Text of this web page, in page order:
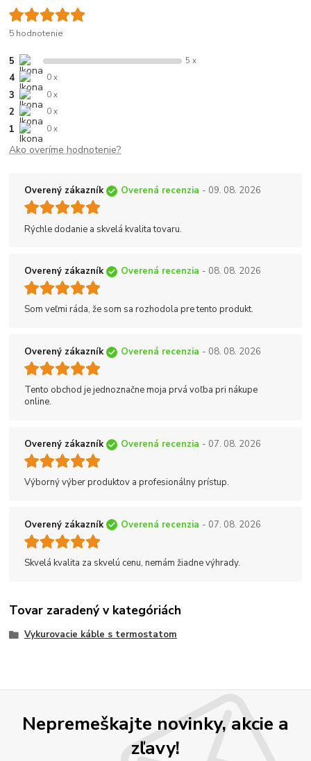
5 hodnotenie
5 5 x
4 0 x
3 0 x
2 0 x
1 0 x
Ako overíme hodnotenie?
Overený zákazník Overená recenzia - 09. 08. 2026
Rýchle dodanie a skvelá kvalita tovaru.
Overený zákazník Overená recenzia - 08. 08. 2026
Som veľmi ráda, že som sa rozhodola pre tento produkt.
Overený zákazník Overená recenzia - 08. 08. 2026
Tento obchod je jednoznačne moja prvá voľba pri nákupe
online.
Overený zákazník Overená recenzia - 07. 08. 2026
Výborný výber produktov a profesionálny prístup.
Overený zákazník Overená recenzia - 07. 08. 2026
Skvelá kvalita za skvelú cenu, nemám žiadne výhrady.
Tovar zaradený v kategóriách
Vykurovacie káble s termostatom
Nepremeškajte novinky, akcie a
zľavy!